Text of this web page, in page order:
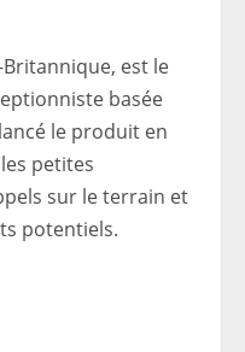
Britannique, est le
basée
le produit en
petites
sur le terrain et
potentiels.